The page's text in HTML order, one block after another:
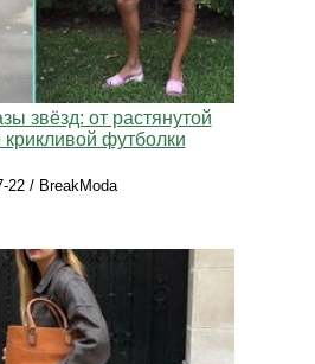
звёзд: от растянутой
футболки
22 / BreakModa